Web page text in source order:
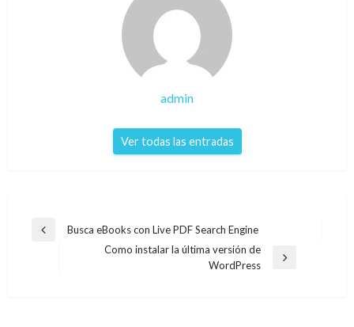
admin
Ver todas las entradas
Navegación
Entrada
Busca eBooks con Live PDF Search Engine
Como instalar la última versión de
WordPress